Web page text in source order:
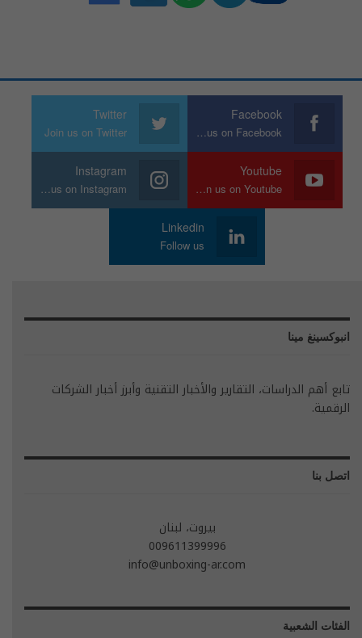
Facebook
Join us on Facebook
Twitter
Join us on Twitter
Youtube
Join us on Youtube
Instagram
Join us on Instagram
Linkedin
Follow us
انبوكسينغ مينا
تابع أهم الدراسات، التقارير والأخبار التقنية وأبرز أخبار الشركات
الرقمية.
اتصل بنا
بيروت، لبنان
009611399996
info@unboxing-ar.com
الفئات الشعبية